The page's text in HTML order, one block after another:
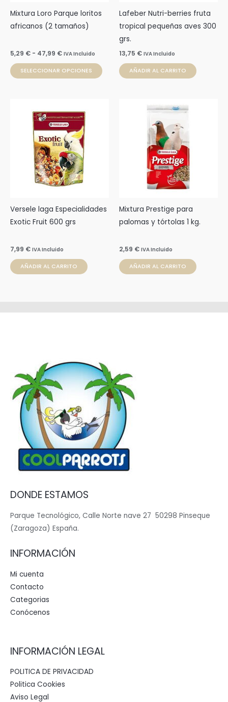
Mixtura Loro Parque loritos
africanos (2 tamaños)
5,29 € - 47,99 € IVA Incluido
SELECCIONAR OPCIONES
pueden
elegir
página
de
Lafeber Nutri-berries fruta
tropical pequeñas aves 300
grs.
13,75 € IVA Incluido
AÑADIR AL CARRITO
Versele laga Especialidades
Exotic Fruit 600 grs
7,99 € IVA Incluido
AÑADIR AL CARRITO
Mixtura Prestige para
palomas y tórtolas 1 kg.
2,59 € IVA Incluido
AÑADIR AL CARRITO
DONDE ESTAMOS
Parque Tecnológico, Calle Norte nave 27 50298 Pinseque
(Zaragoza) España.
INFORMACIÓN
Mi cuenta
Contacto
Categorias
Conócenos
INFORMACIÓN LEGAL
POLITICA DE PRIVACIDAD
Politica Cookies
Aviso Legal